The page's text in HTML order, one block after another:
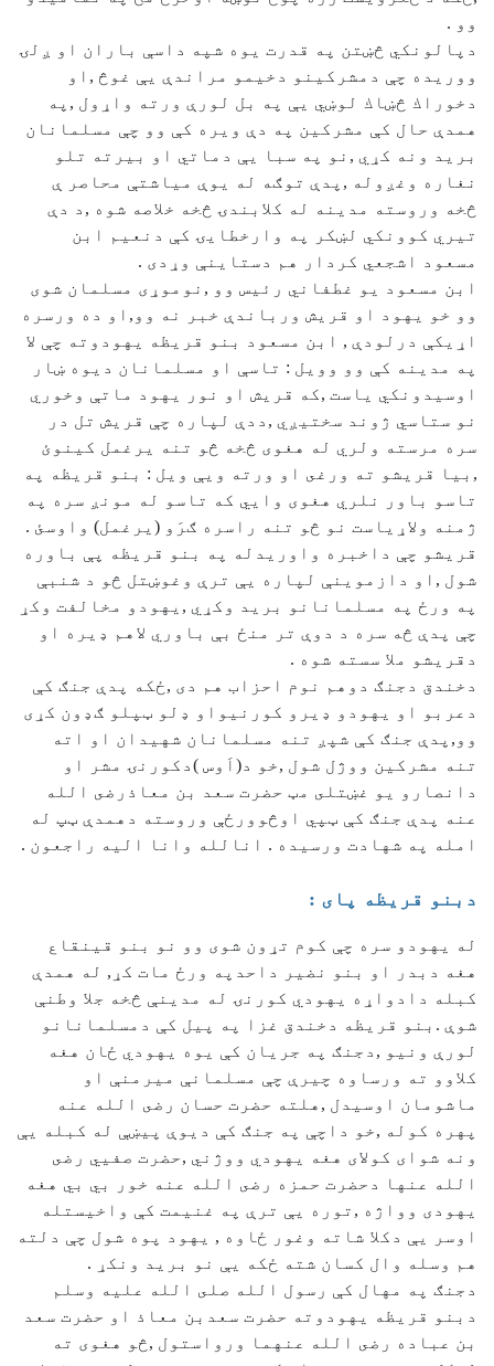
وو .
دپالونكي څښتن په قدرت يوه شپه داسې باران او ږلۍ
ووريده چې دمشركينو دخيمو مراندې يې غوڅ ,او
دخوراك څښاك لوښي يې په بل لورې ورته واړول ,په
همدې حال كې مشركين په دې ويره كې وو چې مسلمانان
بريد ونه كړي ,نو په سبا يې دماتي او بيرته تلو
نغاره وغږوله ,پدې توګه له يوې مياشتې محاصر ې
څخه وروسته مدينه له كلابندۍ څخه خلاصه شوه ,د دې
تيري كوونكي لښكر په وارخطايۍ كې دنعيم ابن
مسعود اشجعي كردار هم دستاينې وړدى .
ابن مسعود يو غطفاني رئيس وو ,نوموړى مسلمان شوى
وو خو يهود او قريش ورباندې خبر نه وو,او ده ورسره
اړيكې درلودې , ابن مسعود بنو قريظه يهودوته چې لا
په مدينه كې وو وويل : تاسې او مسلمانان ديوه ښار
اوسيدونكي ياست ,كه قريش او نور يهود ماتې وخوري
نو ستاسي ژوند سختيږي ,ددې لپاره چې قريش تل در
سره مرسته ولري له هغوی څخه څو تنه يرغمل كينوئ
,بيا قريشو ته ورغى او ورته ويې ويل : بنو قريظه په
تاسو باور نلري هغوی وايي كه تاسو له مونږ سره په
ژمنه ولاړياست نو څو تنه راسره ګرَو (يرغمل) واوسئ .
قريشو چې داخبره واوريدله په بنو قريظه پې باوره
شول ,او دازموينې لپاره يې ترې وغوښتل څو د شنبې
په ورځ په مسلمانانو بريد وكړي ,يهودو مخالفت وكړ
چې پدې څه سره د دوې تر منځ بې باوري لاهم ډيره او
دقريشو ملا سسته شوه .
دخندق دجنګ دوهم نوم احزاب هم دى ,ځكه پدې جنګ كې
دعربو او يهودو ډيرو كورنيواو ډلو ټپلو ګډون كړى
وو,پدې جنګ كې شپږ تنه مسلمانان شهيدان او اته
تنه مشركين ووژل شول ,خو د(اَوس )دكورنۍ مشر او
دانصارو يو غښتلى مټ حضرت سعد بن معاذرضى الله
عنه پدې جنګ كې ټپي اوڅوورځې وروسته دهمدې ټپ له
امله په شهادت ورسيده . انالله وانا اليه راجعون .
دبنو قريظه پای :
له يهودو سره چې كوم تړون شوى وو نو بنو قينقاع
هغه دبدر او بنو نضير داحدپه ورځ مات كړ, له همدې
كبله دادواړه يهودي كورنۍ له مدينې څخه جلا وطنې
شوې .بنو قريظه دخندق غزا په پيل كې دمسلمانانو
لورې ونيو ,دجنګ په جريان كې يوه يهودي ځان هغه
كلاوو ته ورساوه چيرې چې مسلمانې ميرمنې او
ماشومان اوسيدل ,هلته حضرت حسان رضى الله عنه
پهره كوله ,خو داچې په جنګ كې ديوې پيښې له كبله يې
ونه شوای كولای هغه يهودي ووژني ,حضرت صفيي رضى
الله عنها دحضرت حمزه رضى الله عنه خور بي بي هغه
يهودى وواژه ,توره يې ترې په غنيمت كې واخيستله
اوسر يې دكلا شاته وغور ځاوه , يهود پوه شول چې دلته
هم وسله وال كسان شته ځكه يې نو بريد ونكړ .
دجنګ په مهال كې رسول الله صلى الله عليه وسلم
دبنو قريظه يهودوته حضرت سعدبن معاذ او حضرت سعد
بن عباده رضى الله عنهما ورواستول ,څو هغوی ته